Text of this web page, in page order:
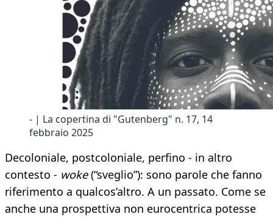
- | La copertina di "Gutenberg" n. 17, 14
febbraio 2025
Decoloniale, postcoloniale, perfino - in altro
contesto - woke(“sveglio”): sono parole che fanno
riferimento a qualcos’altro. A un passato. Come se
anche una prospettiva non eurocentrica potesse